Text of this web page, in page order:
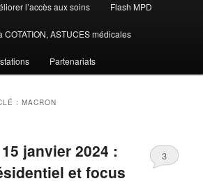
l’accès aux soins Flash MPD
COTATION, ASTUCES médicales
Partenariats
:MACRON
janvier 2024 :
et focus
3